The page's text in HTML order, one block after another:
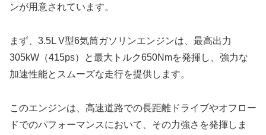
ンが用意されています。
まず、3.5L V型6気筒ガソリンエンジンは、最高出力
305kW（415ps）と最大トルク650Nmを発揮し、強力な
加速性能とスムーズな走行を提供します。
このエンジンは、高速道路での長距離ドライブやオフロー
ドでのパフォーマンスにおいて、その力強さを発揮しま